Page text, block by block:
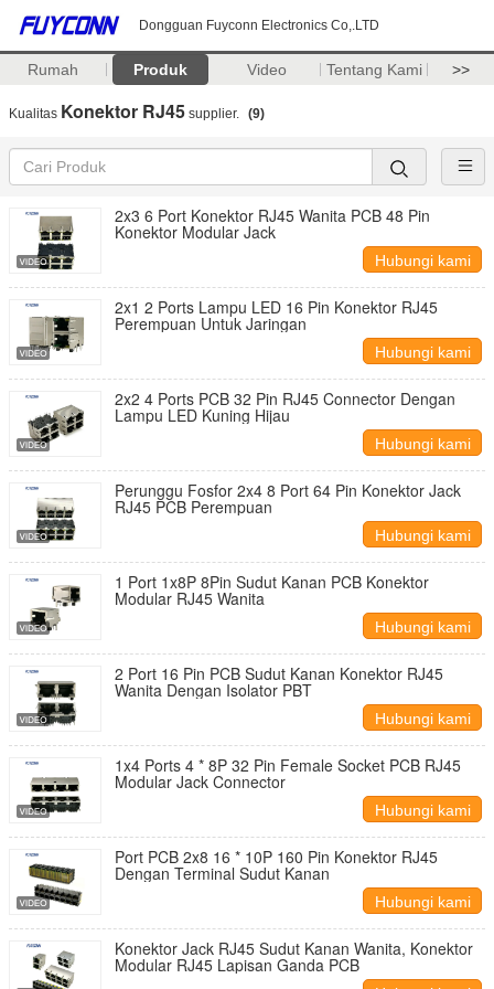
Dongguan Fuyconn Electronics Co,.LTD
Rumah Produk Video Tentang Kami >>
Kualitas Konektor RJ45 supplier. (9)
2x3 6 Port Konektor RJ45 Wanita PCB 48 Pin
Konektor Modular Jack
Hubungi kami
2x1 2 Ports Lampu LED 16 Pin Konektor RJ45
Perempuan Untuk Jaringan
Hubungi kami
2x2 4 Ports PCB 32 Pin RJ45 Connector Dengan
Lampu LED Kuning Hijau
Hubungi kami
Perunggu Fosfor 2x4 8 Port 64 Pin Konektor Jack
RJ45 PCB Perempuan
Hubungi kami
1 Port 1x8P 8Pin Sudut Kanan PCB Konektor
Modular RJ45 Wanita
Hubungi kami
2 Port 16 Pin PCB Sudut Kanan Konektor RJ45
Wanita Dengan Isolator PBT
Hubungi kami
1x4 Ports 4 * 8P 32 Pin Female Socket PCB RJ45
Modular Jack Connector
Hubungi kami
Port PCB 2x8 16 * 10P 160 Pin Konektor RJ45
Dengan Terminal Sudut Kanan
Hubungi kami
Konektor Jack RJ45 Sudut Kanan Wanita, Konektor
Modular RJ45 Lapisan Ganda PCB